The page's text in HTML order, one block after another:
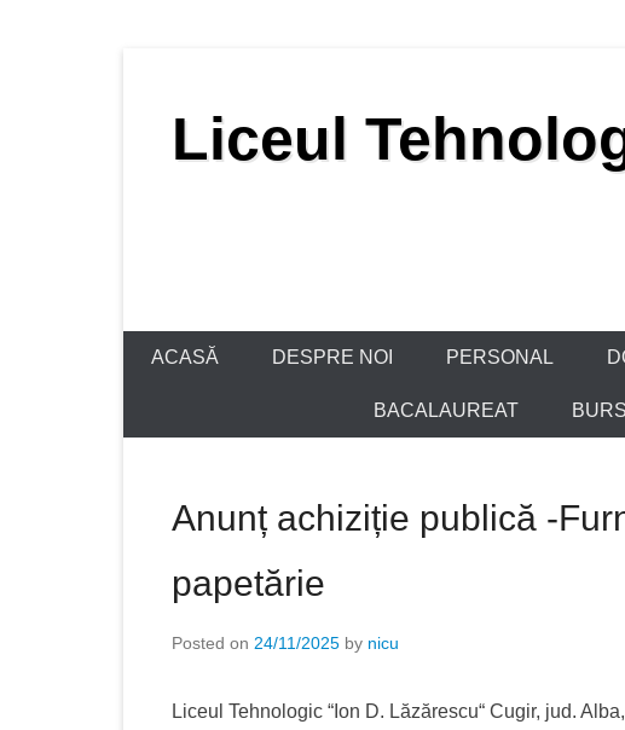
Liceul
ACASĂ DESPRE NOI PERSONAL
BACALAUREAT
Anunț achiziție publică -
papetărie
Posted on 24/11/2025 by nicu
Liceul Tehnologic “Ion D. Lăzărescu“ Cugir, jud.